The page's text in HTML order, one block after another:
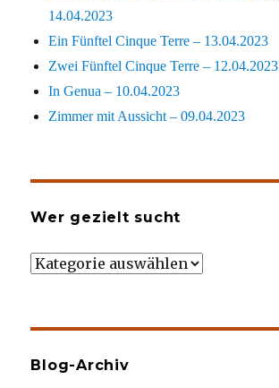
14.04.2023
Ein Fünftel Cinque Terre – 13.04.2023
Zwei Fünftel Cinque Terre – 12.04.2023
In Genua – 10.04.2023
Zimmer mit Aussicht – 09.04.2023
Wer gezielt sucht
Wer
Blog-Archiv